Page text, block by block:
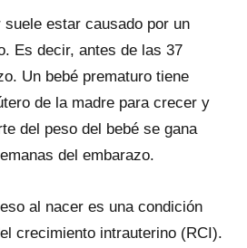
estar causado por un
Es decir, antes de las 37
Un bebé prematuro tiene
de la madre para crecer y
del peso del bebé se gana
del embarazo.
al nacer es una condición
crecimiento intrauterino (RCI).